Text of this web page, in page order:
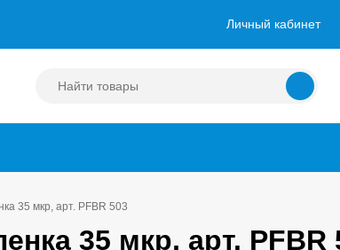
Личный кабинет
35 мкр, арт. PFBR 503
35 мкр, арт. PFBR